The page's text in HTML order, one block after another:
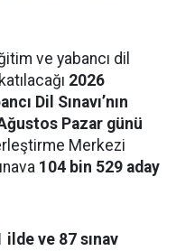
ve yabancı dil
2026
Dil Sınavı’nın
Pazar günü
Merkezi
104 bin 529 aday
ilde ve 87 sınav